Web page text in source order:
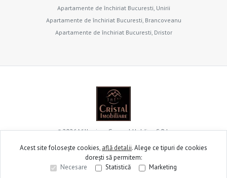
Apartamente de închiriat Bucuresti, Unirii
Apartamente de închiriat Bucuresti, Brancoveanu
Apartamente de închiriat Bucuresti, Dristor
©2026Millenium General Holding S.R.L.
Site creat în
Acest site folosește cookies, află detalii.Alege ce tipuri de cookies
dorești să permitem:
Necesare
Statistică Marketing